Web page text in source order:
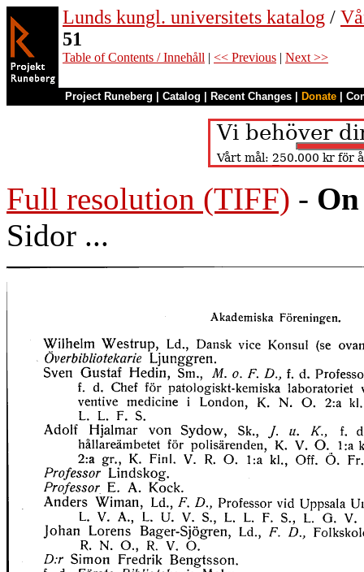
Lunds kungl. universitets katalog /
51
Table of Contents / Innehåll | << Previous | Next >>
Project Runeberg Catalog Recent Changes Donate
Full resolution (TIFF) -
Sidor ...